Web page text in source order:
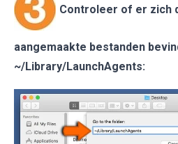
Controleer of er zich
aangemaakte bestanden
~/Library/LaunchAgents: